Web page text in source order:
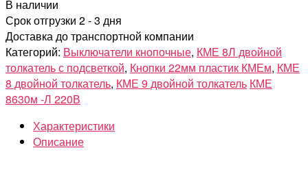
В наличии
Срок отгрузки 2 - 3 дня
Доставка до транспортной компании
Категорий: Выключатели кнопочные, КМЕ 8Л двойной
толкатель с подсветкой, Кнопки 22мм пластик КМЕм, КМЕ
8 двойной толкатель, КМЕ 9 двойной толкатель КМЕ
8630м -Л 220В
Характеристики
Описание